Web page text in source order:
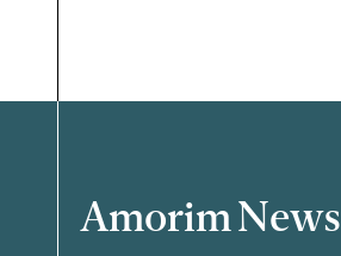
Filtrar
Amorim News